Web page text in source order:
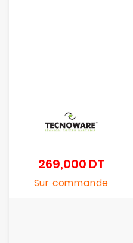
269,000 DTPrix
Sur commande